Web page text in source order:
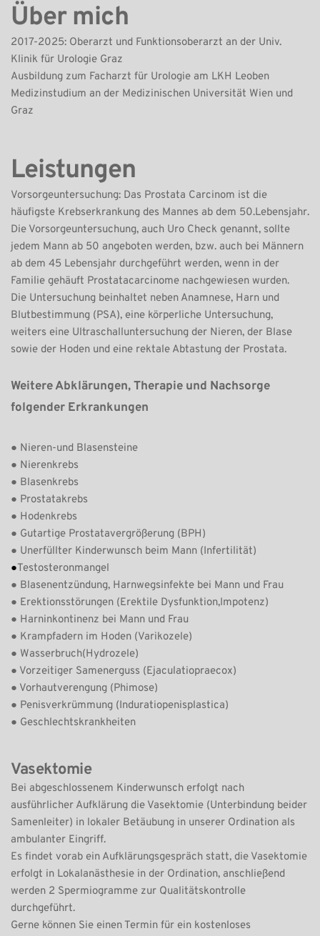
Über mich
2017-2025: Oberarzt und Funktionsoberarzt an der Univ.
Ausbildung zum Facharzt für Urologie am LKH Leoben
Medizinstudium an der Medizinischen Universität Wien und
Graz
Vorsorgeuntersuchung: Das Prostata Carcinom ist die
häufigste Krebserkrankung des Mannes ab dem 50.Lebensjahr.
Die Vorsorgeuntersuchung, auch Uro Check genannt, sollte
jedem Mann ab 50 angeboten werden, bzw. auch bei Männern
ab dem 45 Lebensjahr durchgeführt werden, wenn in der
Familie gehäuft Prostatacarcinome nachgewiesen wurden.
Die Untersuchung beinhaltet neben Anamnese, Harn und
Blutbestimmung (PSA), eine körperliche Untersuchung,
weiters eine Ultraschalluntersuchung der Nieren, der Blase
sowie der Hoden und eine rektale Abtastung der Prostata.
Weitere Abklärungen, Therapie und Nachsorge
folgender Erkrankungen
● Nieren-und Blasensteine
● Nierenkrebs
● Blasenkrebs
● Prostatakrebs
● Hodenkrebs
● Gutartige Prostatavergrößerung (BPH)
● Unerfüllter Kinderwunsch beim Mann (Infertilität)
●Testosteronmangel
● Blasenentzündung, Harnwegsinfekte bei Mann und Frau
● Erektionsstörungen (Erektile Dysfunktion,Impotenz)
● Harninkontinenz bei Mann und Frau
● Krampfadern im Hoden (Varikozele)
● Wasserbruch(Hydrozele)
● Vorzeitiger Samenerguss (Ejaculatiopraecox)
● Vorhautverengung (Phimose)
● Penisverkrümmung (Induratiopenisplastica)
● Geschlechtskrankheiten
Vasektomie
Bei abgeschlossenem Kinderwunsch erfolgt nach
ausführlicher Aufklärung die Vasektomie (Unterbindung beider
Samenleiter) in lokaler Betäubung in unserer Ordination als
ambulanter Eingriff.
Es findet vorab ein Aufklärungsgespräch statt, die Vasektomie
erfolgt in Lokalanästhesie in der Ordination, anschließend
werden 2 Spermiogramme zur Qualitätskontrolle
durchgeführt.
Gerne können Sie einen Termin für ein kostenloses